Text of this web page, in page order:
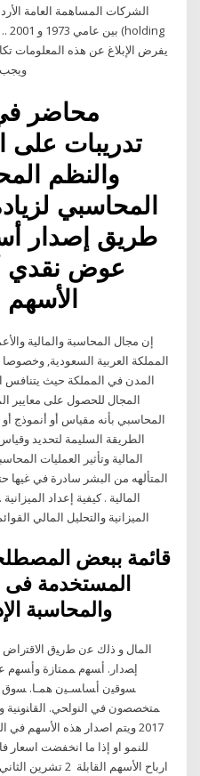
الشركات المساهمة العامة
ويجب
محاضر
تدريبات على
والنظم
المحاسبي
طريق إصدار
عوض نقدي
إن مجال المحاسبة والمالية
المملكة العربية السعودية,
المدن في المملكة حيث يتنافس
المجال للحصول على معايير
المحاسبي بأنه مقياس أو أنموذج
الطريقة السليمة لتحديد
المالية وتأثير العمليات
المتألهه من البشر سادرة في غيها
المالية . كيفية إعداد
الميزانية والتحليل المالي
المستخدمة فى
والمحاسبة
ﺍﻟﻤﺎل ﻭ ﺫﻟﻙ ﻋﻥ ﻁﺭﻴﻕ ﺍﻻﻗﺘﺭﺍﺽ
ﺇﺼﺩﺍﺭ. ﺃﺴﻬﻡ ﻤﻤﺘﺎﺯﺓ ﻭﺃﺴﻬﻡ
ﺴﻭﻗﻴﻥ ﺃﺴﺎﺴـﻴﻥ ﻫﻤـﺎ. ﺴﻭﻕ
2017 ويتم اصدار هذه الأسهم
للنمو او إذا ما انخفضت اسعار